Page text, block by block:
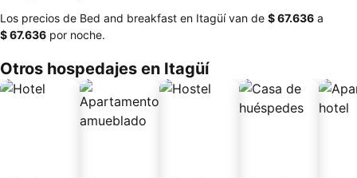
Los precios de Bed and breakfast en Itagüí van de ‎$ 67.636 a
‎$ 67.636 por noche.
Otros hospedajes en Itagüí